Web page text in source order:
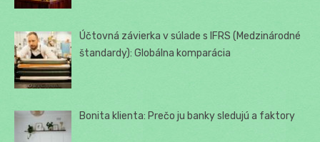
Účtovná závierka v súlade s IFRS (Medzinárodné
štandardy): Globálna komparácia
Bonita klienta: Prečo ju banky sledujú a faktory